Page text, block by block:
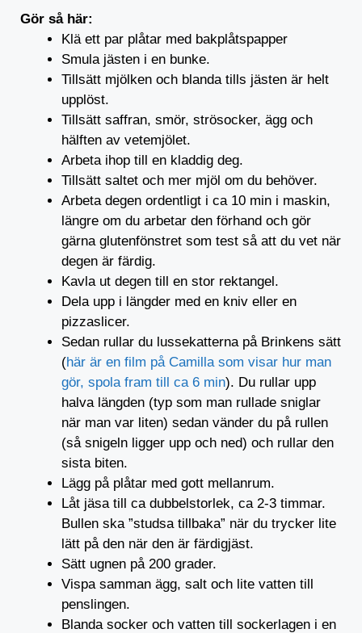
Gör så här:
Klä ett par plåtar med bakplåtspapper
Smula jästen i en bunke.
Tillsätt mjölken och blanda tills jästen är helt
upplöst.
Tillsätt saffran, smör, strösocker, ägg och
hälften av vetemjölet.
Arbeta ihop till en kladdig deg.
Tillsätt saltet och mer mjöl om du behöver.
Arbeta degen ordentligt i ca 10 min i maskin,
längre om du arbetar den förhand och gör
gärna glutenfönstret som test så att du vet när
degen är färdig.
Kavla ut degen till en stor rektangel.
Dela upp i längder med en kniv eller en
pizzaslicer.
Sedan rullar du lussekatterna på Brinkens sätt
(här är en film på Camilla som visar hur man
gör, spola fram till ca 6 min). Du rullar upp
halva längden (typ som man rullade sniglar
när man var liten) sedan vänder du på rullen
(så snigeln ligger upp och ned) och rullar den
sista biten.
Lägg på plåtar med gott mellanrum.
Låt jäsa till ca dubbelstorlek, ca 2-3 timmar.
Bullen ska ”studsa tillbaka” när du trycker lite
lätt på den när den är färdigjäst.
Sätt ugnen på 200 grader.
Vispa samman ägg, salt och lite vatten till
penslingen.
Blanda socker och vatten till sockerlagen i en